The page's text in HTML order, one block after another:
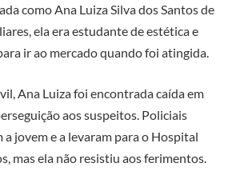
como Ana Luiza Silva dos Santos de
ela era estudante de estética e
ir ao mercado quando foi atingida.
Ana Luiza foi encontrada caída em
aos suspeitos. Policiais
jovem e a levaram para o Hospital
mas ela não resistiu aos ferimentos.